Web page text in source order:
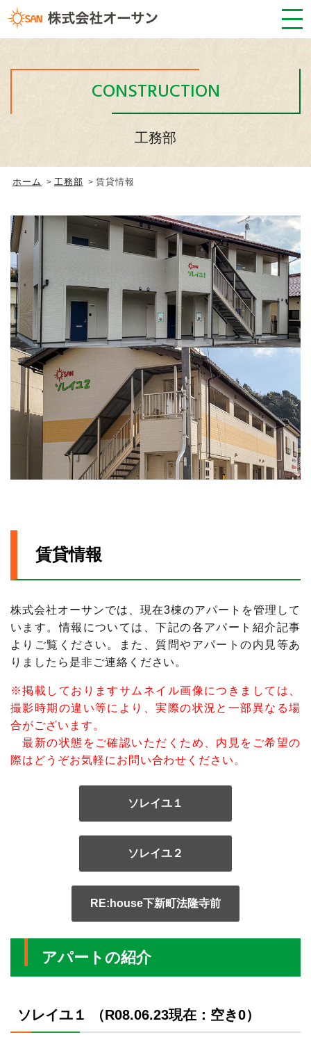
CONSTRUCTION
工務部
ホーム 工務部 賃貸情報
賃貸情報
株式会社オーサンでは、現在3棟のアパートを管理して
います。情報については、下記の各アパート紹介記事
よりご覧ください。また、質問やアパートの内見等あ
りましたら是非ご連絡ください。
※掲載しておりますサムネイル画像につきましては、
撮影時期の違い等により、実際の状況と一部異なる場
合がございます。
最新の状態をご確認いただくため、内見をご希望の
際はどうぞお気軽にお問い合わせください。
ソレイユ１
ソレイユ２
RE:house下新町法隆寺前
アパートの紹介
ソレイユ１ （R08.06.23現在：空き0）